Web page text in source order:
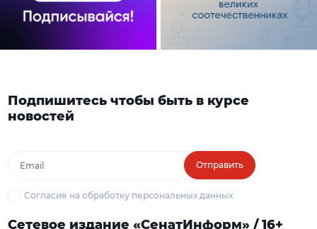
Подпишитесь чтобы быть в курсе
новостей
Отправить
Согласие на обработку персональных данных
Сетевое издание «СенатИнформ» / 16+